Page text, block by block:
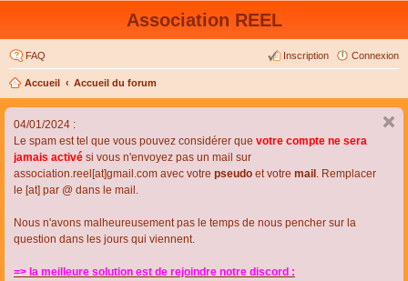
Association REEL
FAQ Connexion
Inscription
Accueil Accueil du forum
04/01/2024 :
Le spam est tel que vous pouvez considérer que votre compte ne sera
jamais activé si vous n'envoyez pas un mail sur
association.reel[at]gmail.com avec votre pseudo et votre mail . Remplacer
le [at] par @ dans le mail.
Nous n'avons malheureusement pas le temps de nous pencher sur la
question dans les jours qui viennent.
=> la meilleure solution est de rejoindre notre discord :